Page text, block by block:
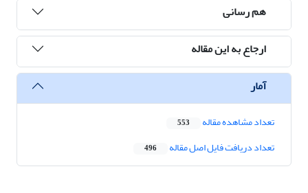
هم رسانی
ارجاع به این مقاله
آمار
تعداد مشاهده مقاله 553
تعداد دریافت فایل اصل مقاله 496